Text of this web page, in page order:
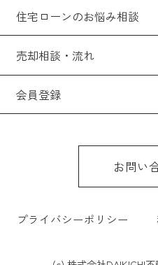
住宅ローンのお悩み相談
売却相談・流れ
会員登録
お問い
プライバシーポリシー